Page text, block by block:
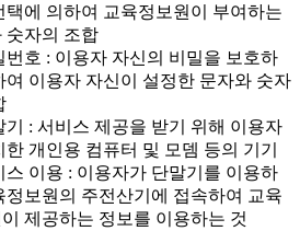
택에 의하여 교육정보원이 부여하는
숫자의 조합
호 : 이용자 자신의 비밀을 보호하
여 이용자 자신이 설정한 문자와 숫자
: 서비스 제공을 받기 위해 이용자
한 개인용 컴퓨터 및 모뎀 등의 기기
이용 : 이용자가 단말기를 이용하
정보원의 주전산기에 접속하여 교육
제공하는 정보를 이용하는 것